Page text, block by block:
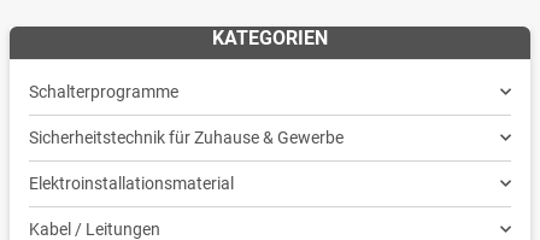
KATEGORIEN
Schalterprogramme
Sicherheitstechnik für Zuhause & Gewerbe
Elektroinstallationsmaterial
Kabel / Leitungen